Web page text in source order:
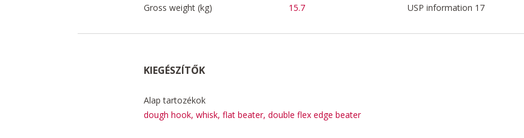
Gross weight (kg)
15.7 USP information 17
KIEGÉSZÍTŐK
Alap tartozékok
dough hook, whisk, flat beater, double flex edge beater